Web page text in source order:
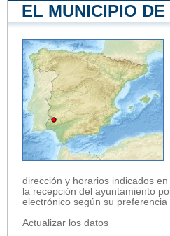
EL MUNICIPIO
dirección y horarios indicados
la recepción del ayuntamiento
electrónico según su preferencia
Actualizar los datos